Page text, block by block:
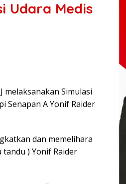
Udara Medis
melaksanakan Simulasi
Senapan A Yonif Raider
dan memelihara
tandu ) Yonif Raider